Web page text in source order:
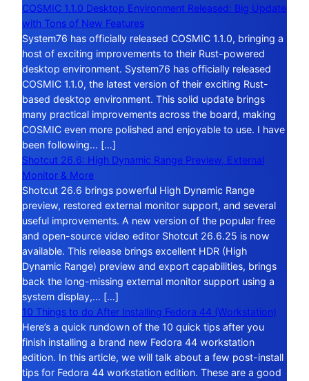
COSMIC 1.1.0 Desktop Environment Released: Big Update
with Tons of New Features
System76 has officially released COSMIC 1.1.0, bringing a
host of exciting improvements to their Rust-powered
desktop environment. System76 has officially released
COSMIC 1.1.0, the latest version of their exciting Rust-
based desktop environment. This solid update brings
many practical improvements across the board, making
COSMIC even more polished and enjoyable to use. I have
been following… […]
Shotcut 26.6: High Dynamic Range Preview, External
Monitor & More
Shotcut 26.6 brings powerful High Dynamic Range
preview, restored external monitor support, and several
useful improvements. A new version of the popular free
and open-source video editor Shotcut 26.6.25 is now
available. This release brings excellent HDR (High
Dynamic Range) preview and export capabilities, brings
back the long-missing external monitor support using a
system display,… […]
10 Things to do After Installing Fedora 44 (Workstation)
Here’s a quick rundown of the 10 quick tips after you
finish installing a brand new Fedora 44 workstation
edition. In this article, we will talk about a few post-install
tips for Fedora 44 workstation edition. These are a good